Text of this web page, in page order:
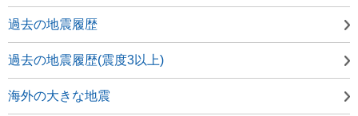
過去の地震履歴
過去の地震履歴(震度3以上)
海外の大きな地震